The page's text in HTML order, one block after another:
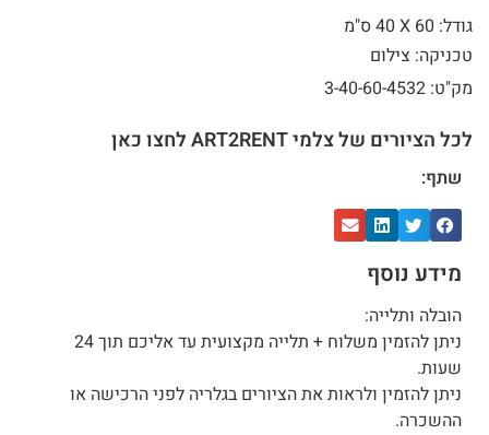
גודל: 60 X
40 ס"מ
טכניקה: צילום
מק"ט: 3-40-60-4532
לכל הציורים של צלמי ART2RENT לחצו כאן
שתף:
מידע נוסף
הובלה ותלייה:
ניתן להזמין משלוח + תלייה מקצועית עד אליכם תוך 24
שעות.
ניתן להזמין ולראות את הציורים בגלריה לפני הרכישה או
ההשכרה.